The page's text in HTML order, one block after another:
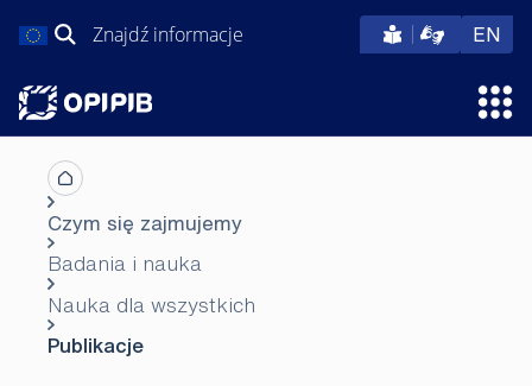
do
Szukaj: EN
Czym się zajmujemy
Badania i nauka
Nauka dla wszystkich
Publikacje